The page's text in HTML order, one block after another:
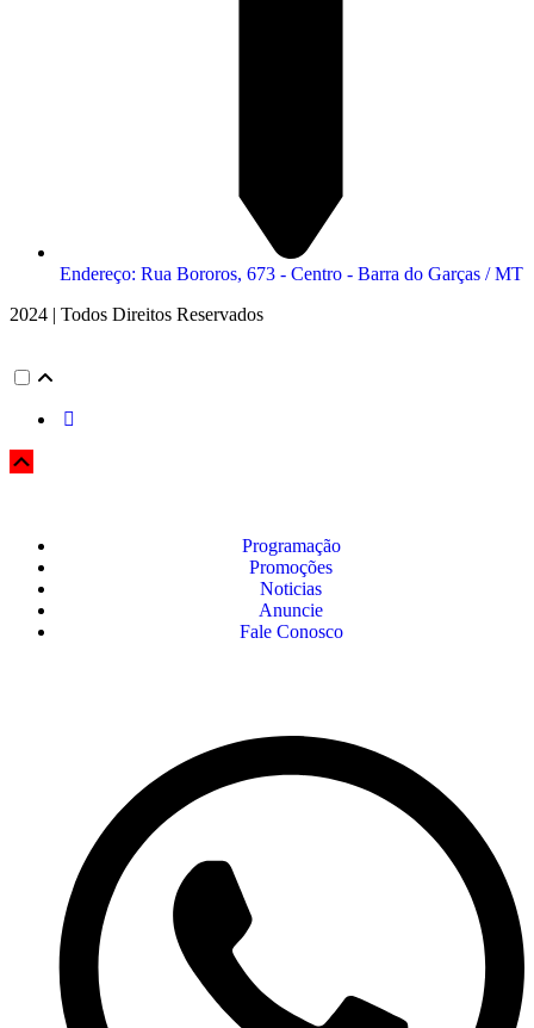
Endereço: Rua Bororos, 673 - Centro - Barra do Garças / MT
2024 | Todos Direitos Reservados
Programação
Promoções
Noticias
Anuncie
Fale Conosco